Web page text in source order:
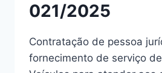
021/2025
Contratação de pessoa
fornecimento de serviço